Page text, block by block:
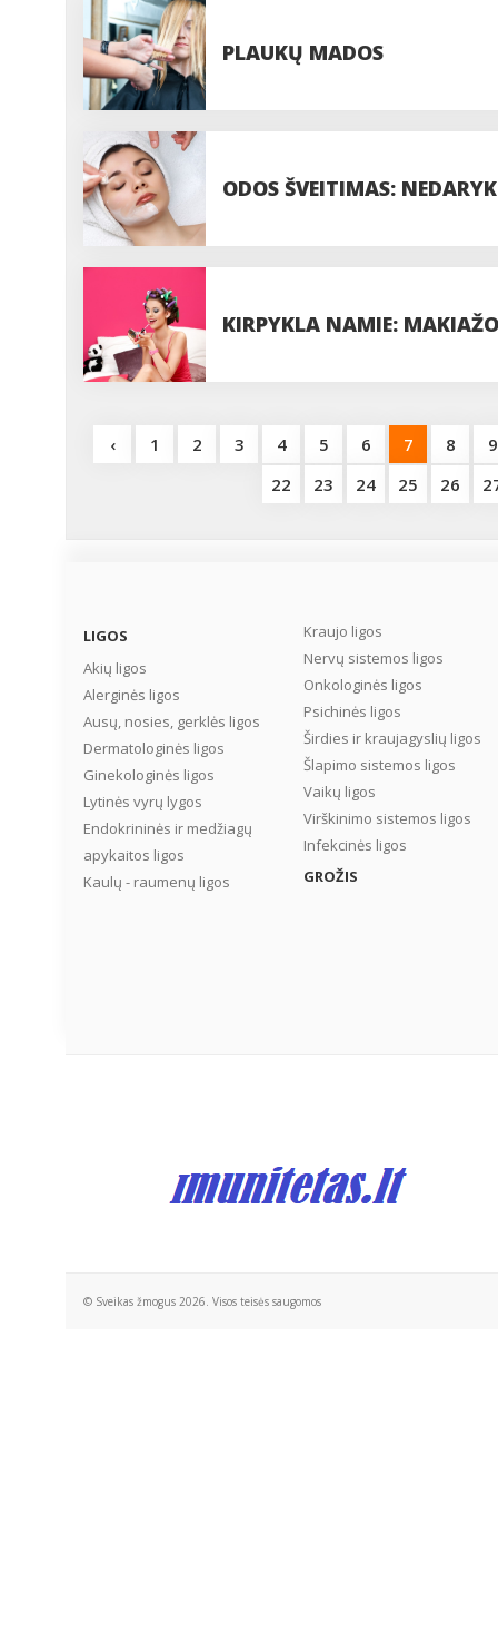
PLAUKŲ MADOS
ODOS ŠVEITIMAS:
KIRPYKLA NAMIE:
‹ 1 2 3 4 5 6 7 8
9
22
23 24 25 26
LIGOS
Akių ligos
Alerginės ligos
Ausų, nosies, gerklės ligos
Dermatologinės ligos
Ginekologinės ligos
Lytinės vyrų lygos
Endokrininės ir medžiagų
apykaitos ligos
Kaulų - raumenų ligos
Kraujo ligos
Nervų sistemos ligos
Onkologinės ligos
Psichinės ligos
Širdies ir kraujagyslių ligos
Šlapimo sistemos ligos
Vaikų ligos
Virškinimo sistemos ligos
Infekcinės ligos
GROŽIS
© Sveikas žmogus 2026. Visos teisės saugomos